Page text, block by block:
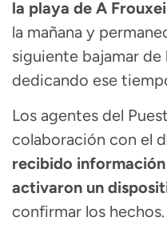
la playa de A
la mañana y
siguiente bajamar
dedicando ese
Los agentes del
colaboración con el
recibido
activaron un
confirmar los